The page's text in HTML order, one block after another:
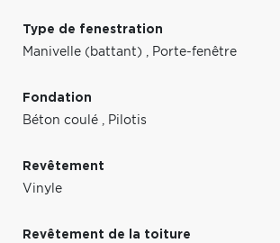
Type de fenestration
Manivelle (battant) , Porte-fenêtre
Fondation
Béton coulé , Pilotis
Revêtement
Vinyle
Revêtement de la toiture